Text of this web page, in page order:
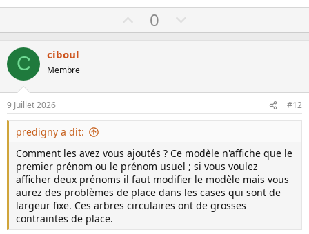
U
p
0
o
t
C ciboul
Membre
9 Juillet 2026 #12
predigny a dit:
Comment les avez vous ajoutés ? Ce modèle n'affiche que le
premier prénom ou le prénom usuel ; si vous voulez
afficher deux prénoms il faut modifier le modèle mais vous
aurez des problèmes de place dans les cases qui sont de
largeur fixe. Ces arbres circulaires ont de grosses
contraintes de place.